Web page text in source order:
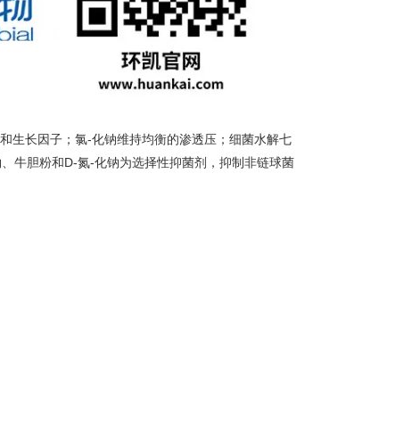
生长因子；氯-化钠维持均衡的渗透压；细菌水解七
牛胆粉和D-氮-化钠为选择性抑菌剂，抑制非链球菌